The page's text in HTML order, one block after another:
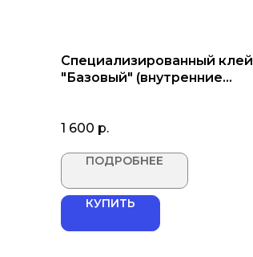
Специализированный клей
"Базовый" (внутренние
1 600 р.
ПОДРОБНЕЕ
КУПИТЬ